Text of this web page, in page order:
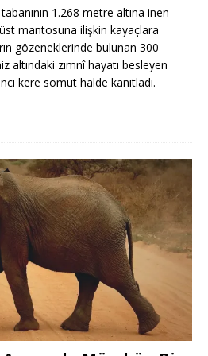
1.268 metre altına inen
mantosuna ilişkin kayaçlara
gözeneklerinde bulunan 300
altındaki zımnî hayatı besleyen
kere somut halde kanıtladı.